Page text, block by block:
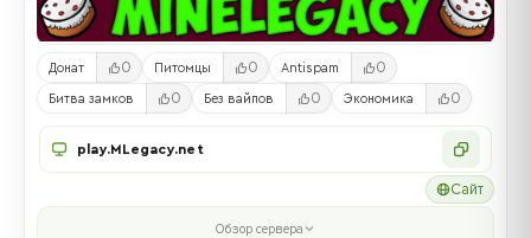
Донат 0 Питомцы 0 Antispam 0
Битва замков 0 Без вайпов 0 Экономика 0
play.MLegacy.net
Сайт
Обзор сервера